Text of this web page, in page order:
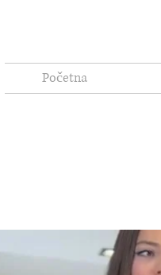
Početna